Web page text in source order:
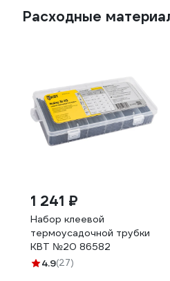
Расходные
1 241 ₽
Набор клеевой
термоусадочной трубки
КВТ №20 86582
4.9(27)